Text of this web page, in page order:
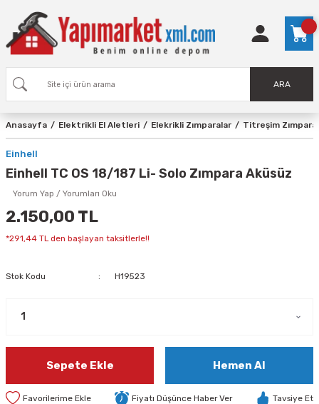
ARA
Anasayfa Elektrikli El Aletleri Elekrikli Zımparalar Titreşim
Einhell
Einhell TC OS 18/187 Li- Solo Zımpara Aküsüz
Yorum Yap / Yorumları Oku
2.150,00 TL
*291,44 TL den başlayan taksitlerle!!
Stok Kodu H19523
Sepete Ekle Hemen Al
Fiyatı Düşünce Haber Ver Tavsiye Et